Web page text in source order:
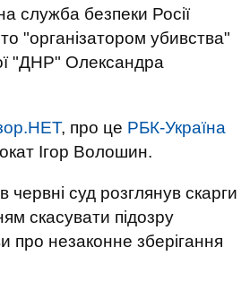
служба безпеки Росії
"організатором убивства"
"ДНР" Олександра
, про це РБК-Україна
Ігор Волошин.
суд розглянув скарги
скасувати підозру
про незаконне зберігання